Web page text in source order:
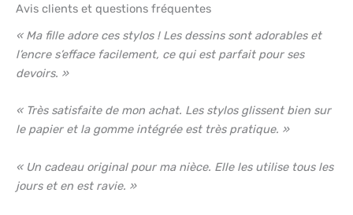
Avis clients et questions fréquentes
« Ma fille adore ces stylos ! Les dessins sont adorables et
l’encre s’efface facilement, ce qui est parfait pour ses
devoirs. »
« Très satisfaite de mon achat. Les stylos glissent bien sur
le papier et la gomme intégrée est très pratique. »
« Un cadeau original pour ma nièce. Elle les utilise tous les
jours et en est ravie. »